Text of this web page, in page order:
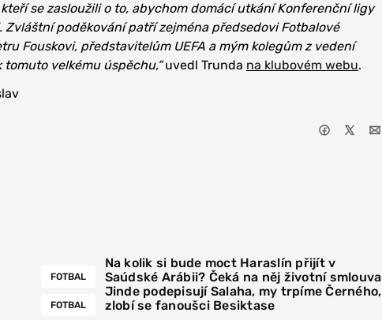
se zasloužili o to, abychom domácí utkání Konferenční ligy
Zvláštní poděkování patří zejména předsedovi Fotbalové
Fouskovi, představitelům UEFA a mým kolegům z vedení
velkému úspěchu,“uvedl Trunda na klubovém webu.
FOTBAL
Na kolik si bude moct Haraslín přijít v
Saúdské Arábii? Čeká na něj životní smlouva
FOTBAL
Jinde podepisují Salaha, my trpíme Černého,
zlobí se fanoušci Besiktase